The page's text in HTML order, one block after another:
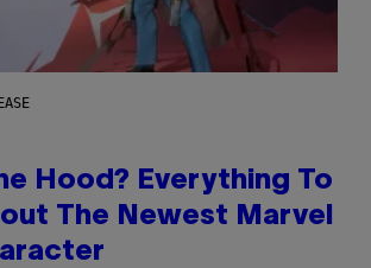
Hood? Everything To
The Newest Marvel